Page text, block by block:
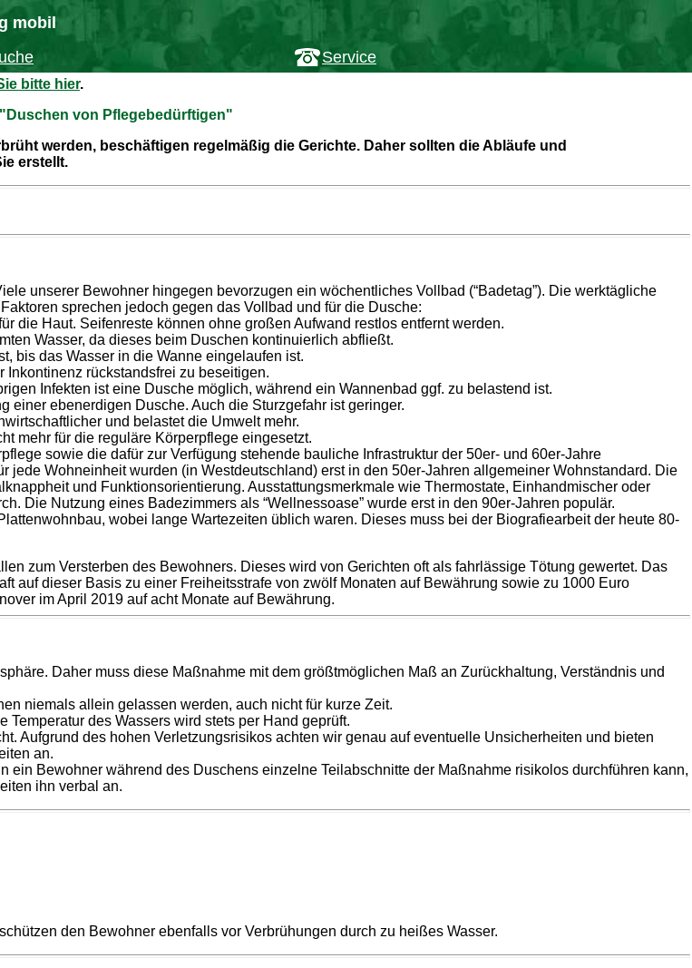
mobil
Service
bitte hier.
von Pflegebedürftigen"
werden, beschäftigen regelmäßig die Gerichte. Daher sollten die Abläufe und
erstellt.
unserer Bewohner hingegen bevorzugen ein wöchentliches Vollbad (“Badetag”). Die werktägliche
sprechen jedoch gegen das Vollbad und für die Dusche:
die Haut. Seifenreste können ohne großen Aufwand restlos entfernt werden.
Wasser, da dieses beim Duschen kontinuierlich abfließt.
bis das Wasser in die Wanne eingelaufen ist.
rückstandsfrei zu beseitigen.
Infekten ist eine Dusche möglich, während ein Wannenbad ggf. zu belastend ist.
einer ebenerdigen Dusche. Auch die Sturzgefahr ist geringer.
und belastet die Umwelt mehr.
mehr für die reguläre Körperpflege eingesetzt.
sowie die dafür zur Verfügung stehende bauliche Infrastruktur der 50er- und 60er-Jahre
Wohneinheit wurden (in Westdeutschland) erst in den 50er-Jahren allgemeiner Wohnstandard. Die
und Funktionsorientierung. Ausstattungsmerkmale wie Thermostate, Einhandmischer oder
Die Nutzung eines Badezimmers als “Wellnessoase” wurde erst in den 90er-Jahren populär.
wobei lange Wartezeiten üblich waren. Dieses muss bei der Biografiearbeit der heute 80-
zum Versterben des Bewohners. Dieses wird von Gerichten oft als fahrlässige Tötung gewertet. Das
auf dieser Basis zu einer Freiheitsstrafe von zwölf Monaten auf Bewährung sowie zu 1000 Euro
im April 2019 auf acht Monate auf Bewährung.
Daher muss diese Maßnahme mit dem größtmöglichen Maß an Zurückhaltung, Verständnis und
niemals allein gelassen werden, auch nicht für kurze Zeit.
des Wassers wird stets per Hand geprüft.
Aufgrund des hohen Verletzungsrisikos achten wir genau auf eventuelle Unsicherheiten und bieten
an.
Bewohner während des Duschens einzelne Teilabschnitte der Maßnahme risikolos durchführen kann,
ihn verbal an.
den Bewohner ebenfalls vor Verbrühungen durch zu heißes Wasser.